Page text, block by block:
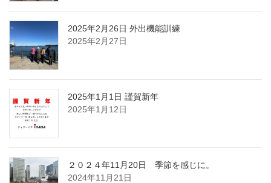
2025年2月26日 外出機能訓練
2025年2月27日
2025年1月1日 謹賀新年
2025年1月12日
２０２４年11月20日 季節を感じに。
2024年11月21日